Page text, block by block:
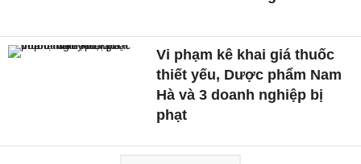
Vi phạm kê khai giá thuốc
thiết yếu, Dược phẩm Nam
Hà và 3 doanh nghiệp bị
phạt